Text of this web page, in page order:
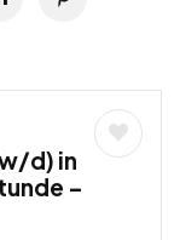
d) in
–